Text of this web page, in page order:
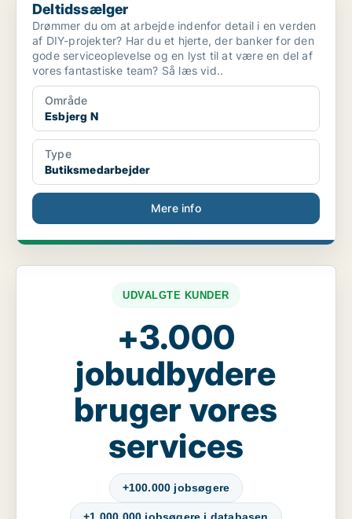
Deltidssælger
Drømmer du om at arbejde indenfor detail i en verden
af DIY-projekter? Har du et hjerte, der banker for den
gode serviceoplevelse og en lyst til at være en del af
vores fantastiske team? Så læs vid..
Område
Esbjerg N
Type
Butiksmedarbejder
Mere info
UDVALGTE KUNDER
+3.000
jobudbydere
bruger vores
services
+100.000 jobsøgere